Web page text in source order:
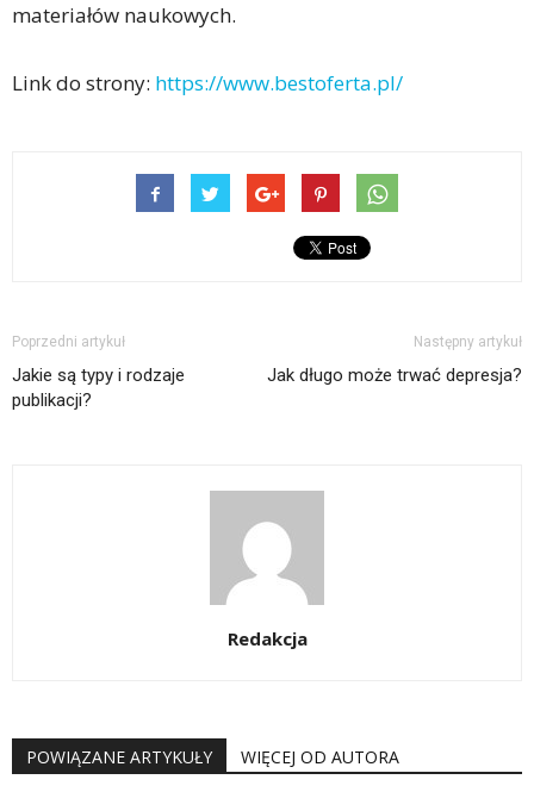
materiałów naukowych.
Link do strony: https://www.bestoferta.pl/
Poprzedni artykuł
Jakie są typy i rodzaje
publikacji?
Następny artykuł
Jak długo może trwać depresja?
Redakcja
POWIĄZANE ARTYKUŁY WIĘCEJ OD AUTORA